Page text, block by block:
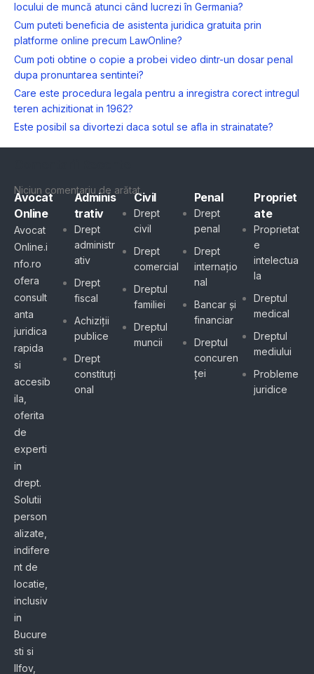
locului de muncă atunci când lucrezi în Germania?
Cum puteti beneficia de asistenta juridica gratuita prin
platforme online precum LawOnline?
Cum poti obtine o copie a probei video dintr-un dosar penal
dupa pronuntarea sentintei?
Care este procedura legala pentru a inregistra corect intregul
teren achizitionat in 1962?
Este posibil sa divortezi daca sotul se afla in strainatate?
Niciun comentariu de arătat.
Avocat
Online
Avocat
Online.i
nfo.ro
ofera
consult
anta
juridica
rapida
si
accesib
ila,
oferita
de
experti
in
drept.
Solutii
person
alizate,
indifere
nt de
locatie,
inclusiv
in
Bucure
sti si
Ilfov,
Adminis
trativ
Drept
administr
ativ
Drept
fiscal
Achiziții
publice
Drept
constituți
onal
Civil
Drept
civil
Drept
comercial
Dreptul
familiei
Dreptul
muncii
Penal
Drept
penal
Drept
internațio
nal
Bancar și
financiar
Dreptul
concuren
ței
Propriet
ate
Proprietat
e
intelectua
la
Dreptul
medical
Dreptul
mediului
Probleme
juridice